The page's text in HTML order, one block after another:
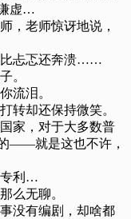
虚…­
，老师惊讶地说，
比忐忑还奔溃……
。
流泪。
转却还保持微笑。
家，对于大多数普
——就是这也不许，
专利…­
么无聊。
没有编剧，却啥都